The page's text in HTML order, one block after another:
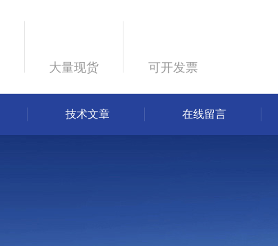
大量现货 可开发票
技术文章 在线留言